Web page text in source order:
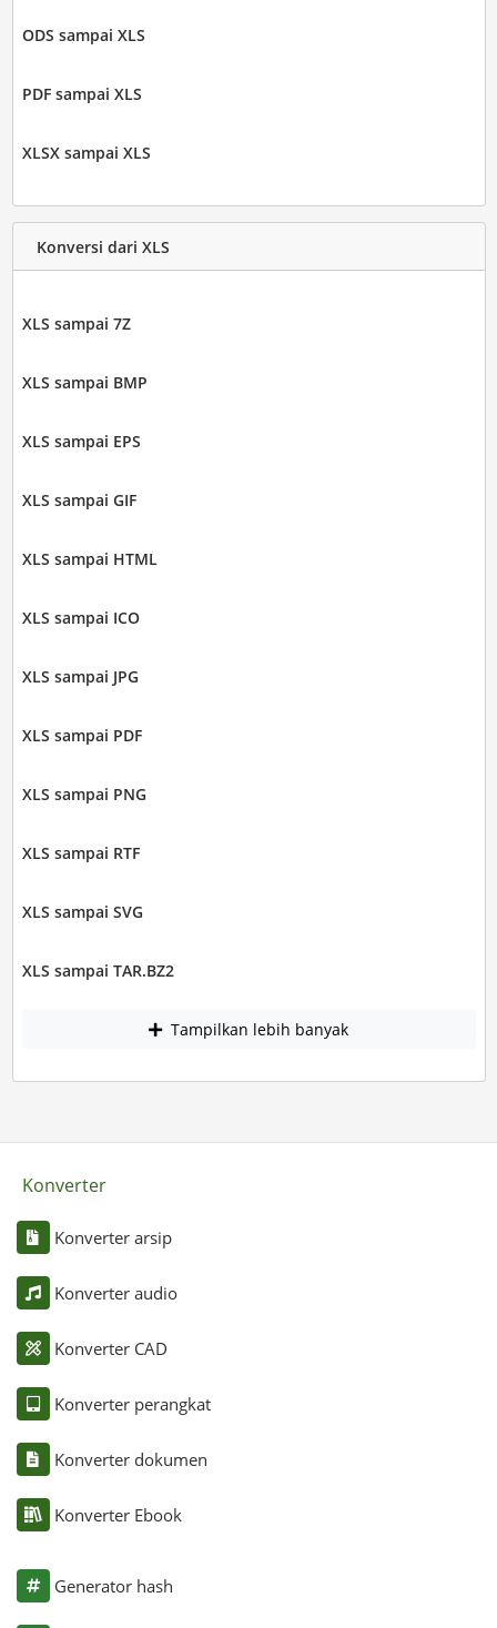
ODS sampai XLS
PDF sampai XLS
XLSX sampai XLS
Konversi dari XLS
XLS sampai 7Z
XLS sampai BMP
XLS sampai EPS
XLS sampai GIF
XLS sampai HTML
XLS sampai ICO
XLS sampai JPG
XLS sampai PDF
XLS sampai PNG
XLS sampai RTF
XLS sampai SVG
XLS sampai TAR.BZ2
Tampilkan lebih banyak
Konverter
Konverter arsip
Konverter audio
Konverter CAD
Konverter perangkat
Konverter dokumen
Konverter Ebook
Generator hash